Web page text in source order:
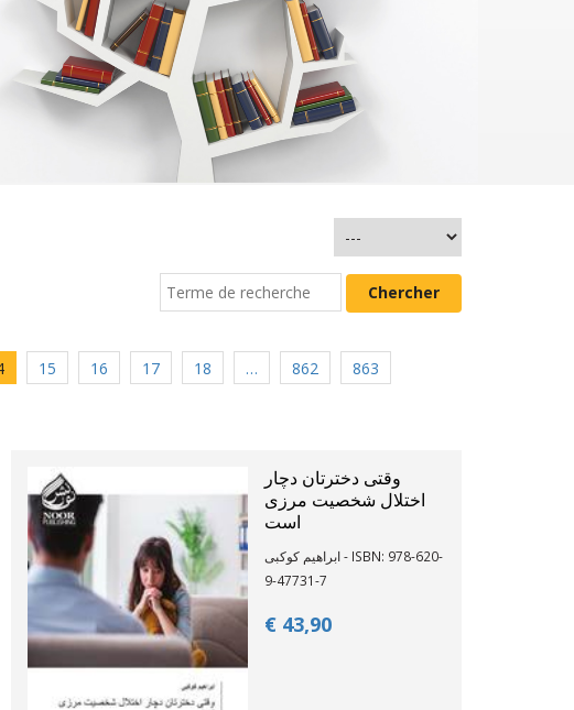
15 16 17 18 … 862
863
وقتی دخترتان دچار
اختلال شخصیت مرزی
است
ابراهیم کوکبی - ISBN: 978-620-
9-47731-7
€ 43,90